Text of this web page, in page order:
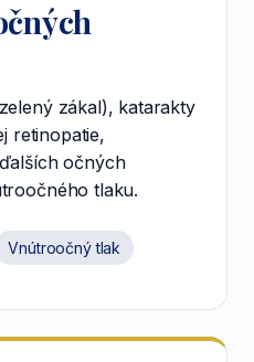
zákal), katarakty
retinopatie,
očných
tlaku.
Vnútroočný tlak